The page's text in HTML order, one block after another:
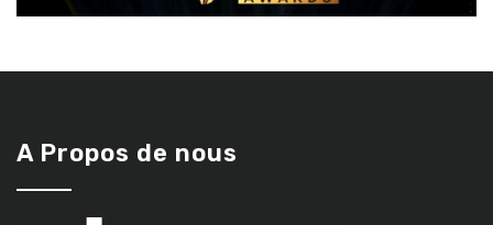
A Propos de nous